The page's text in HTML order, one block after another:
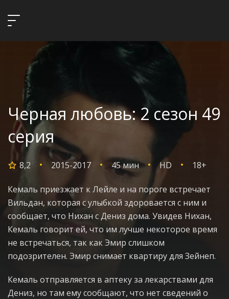
Черная любовь: 2 сезон 49
серия
8,2 2015-2017 45 мин HD 18+
Кемаль приезжает к Лейле и на пороге встречает
Вильдан, которая с улыбкой здоровается с ним и
сообщает, что Нихан с Дениз дома. Увидев Нихан,
Кемаль говорит ей, что им лучше некоторое время
не встречаться, так как Эмир слишком
подозрителен. Эмир снимает квартиру для Зейнеп.
Кемаль отправляется в аптеку за лекарствами для
Дениз, но там ему сообщают, что нет сведений о